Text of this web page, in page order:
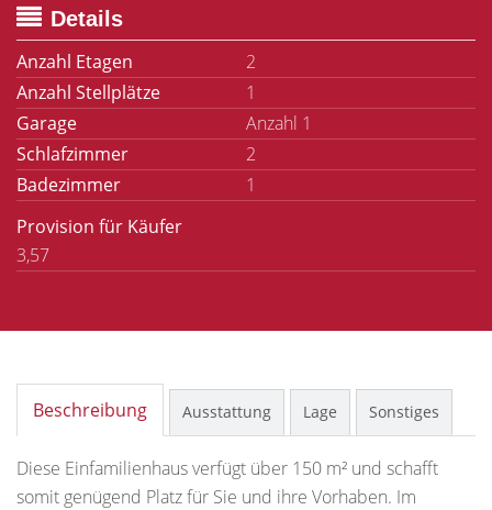
Details
Anzahl Etagen
2
Anzahl Stellplätze
1
Garage
Anzahl 1
Schlafzimmer
2
Badezimmer
1
Provision für Käufer
3,57
Beschreibung Ausstattung Lage Sonstiges
Diese Einfamilienhaus verfügt über 150 m² und schafft
somit genügend Platz für Sie und ihre Vorhaben. Im